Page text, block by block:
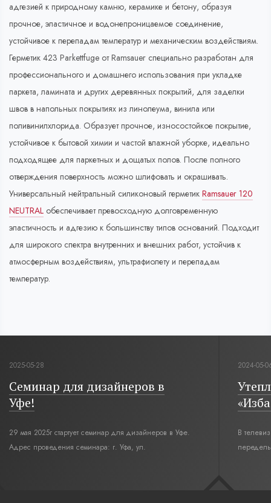
адгезией к природному камню, керамике и бетону, образуя
прочное, эластичное и водонепроницаемое соединение,
устойчивое к перепадам температур и механическим воздействиям.
Герметик 423 Parkettfuge от Ramsauer специально разработан для
профессионального и домашнего использования при укладке
паркета, ламината и других деревянных покрытий, для заделки
швов в напольных покрытиях из линолеума, винила или
поливинилхлорида. Образует прочное, износостойкое покрытие,
устойчивое к бытовой химии и частой влажной уборке, идеально
подходящее для паркетных и дощатых полов. После полного
отверждения поверхность можно шлифовать и окрашивать.
Универсальный нейтральный силиконовый герметик Ramsauer 120
NEUTRAL обеспечивает превосходную долговременную
эластичность и адгезию к большинству типов оснований. Подходит
для широкого спектра внутренних и внешних работ, устойчив к
атмосферным воздействиям, ультрафиолету и перепадам
температур.
2025-05-28
Семинар для дизайнеров в
Уфе!
29 мая 2025г стартует семинар для дизайнеров в Уфе.
Адрес проведения семинара: г. Уфа, ул.
2024-05-
В